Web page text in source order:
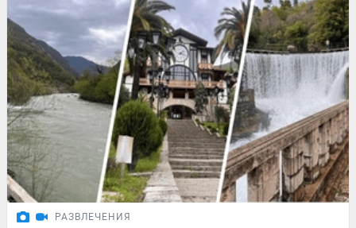
РАЗВЛЕЧЕНИЯ